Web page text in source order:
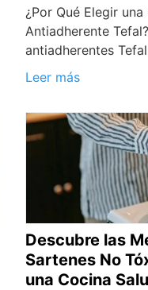
¿Por Qué Elegir
Antiadherente
antiadherentes
Leer más
Descubre las
Sartenes No
una Cocina